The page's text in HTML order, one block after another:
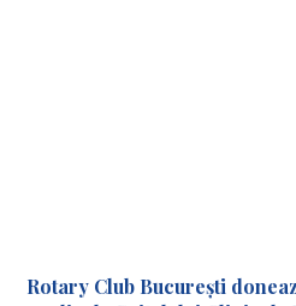
Rotary Club București